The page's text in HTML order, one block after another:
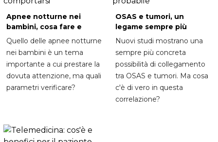
Apnee notturne nei
bambini, cosa fare e
come comportarsi
Quello delle apnee notturne
nei bambini è un tema
importante a cui prestare la
dovuta attenzione, ma quali
parametri verificare?
OSAS e tumori, un
legame sempre più
probabile
Nuovi studi mostrano una
sempre più concreta
possibilità di collegamento
tra OSAS e tumori. Ma cosa
c'è di vero in questa
correlazione?